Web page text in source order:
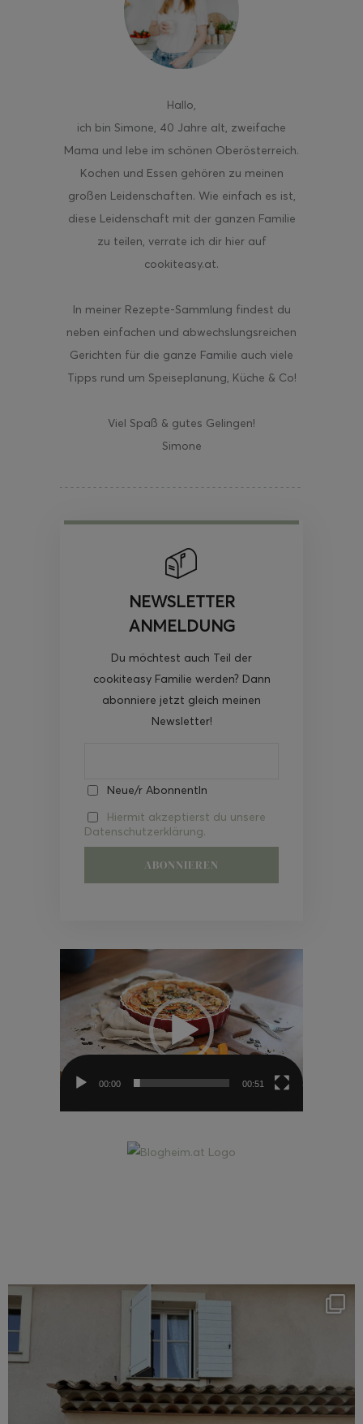
Hallo
ich bin Simone, 40 Jahre alt, zweifache
Mama und lebe im schönen Oberösterreich.
Kochen und Essen gehören zu meinen
großen Leidenschaften. Wie einfach es ist,
diese Leidenschaft mit der ganzen Familie
zu teilen, verrate ich dir hier auf
cookiteasy.at.
In meiner Rezepte-Sammlung findest du
neben einfachen und abwechslungsreichen
Gerichten für die ganze Familie auch viele
Tipps rund um Speiseplanung, Küche & Co!
Viel Spaß & gutes Gelingen!
Simone
NEWSLETTER
ANMELDUNG
Du möchtest auch Teil der
cookiteasy Familie werden? Dann
abonniere jetzt gleich meinen
Newsletter!
Neue/r AbonnentIn
Hiermit akzeptierst du unsere
Datenschutzerklärung.
Video-
00:00 00:51